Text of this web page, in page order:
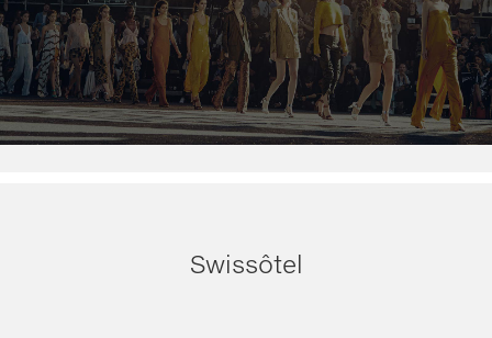
Swissôtel